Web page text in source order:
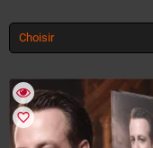
Choisir
favorite_border